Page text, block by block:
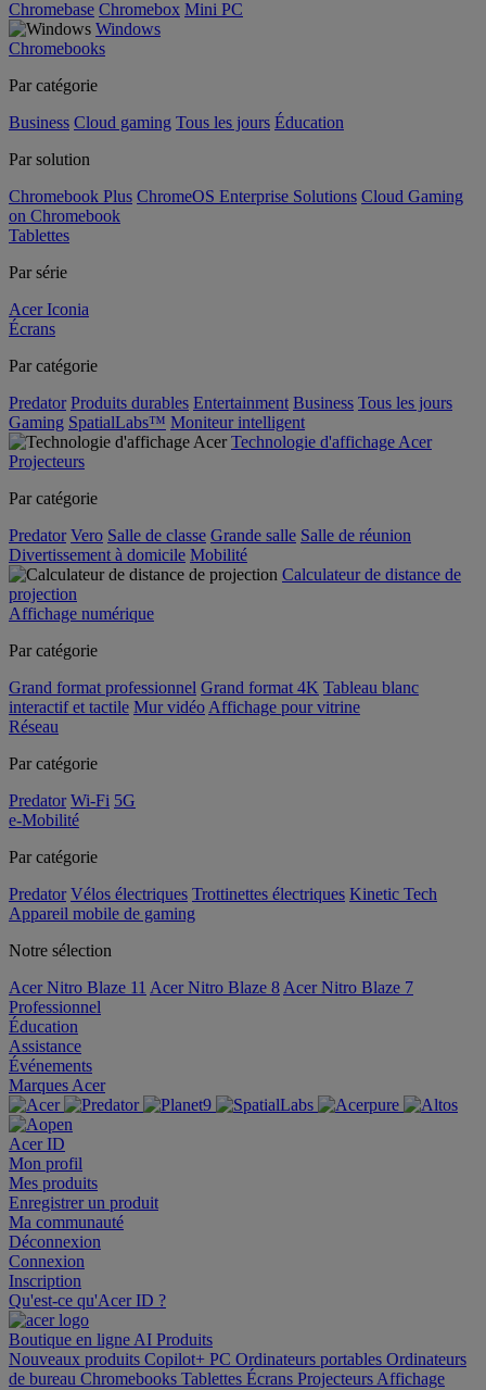
Chromebase Chromebox Mini PC
Windows
Chromebooks
Par catégorie
Business Cloud gaming Tous les jours Éducation
Par solution
Chromebook Plus ChromeOS Enterprise Solutions Cloud Gaming
on Chromebook
Tablettes
Par série
Acer Iconia
Écrans
Par catégorie
Predator Produits durables Entertainment Business Tous les jours
Gaming SpatialLabs™ Moniteur intelligent
Technologie d'affichage Acer
Projecteurs
Par catégorie
Predator Vero Salle de classe Grande salle Salle de réunion
Divertissement à domicile Mobilité
Calculateur de distance de
projection
Affichage numérique
Par catégorie
Grand format professionnel Grand format 4K Tableau blanc
interactif et tactile Mur vidéo Affichage pour vitrine
Réseau
Par catégorie
Predator Wi-Fi 5G
e-Mobilité
Par catégorie
Predator Vélos électriques Trottinettes électriques Kinetic Tech
Appareil mobile de gaming
Notre sélection
Acer Nitro Blaze 11 Acer Nitro Blaze 8 Acer Nitro Blaze 7
Professionnel
Éducation
Assistance
Événements
Marques Acer
Acer ID
Mon profil
Mes produits
Enregistrer un produit
Ma communauté
Déconnexion
Connexion
Inscription
Qu'est-ce qu'Acer ID ?
Boutique en ligne AI Produits
Nouveaux produits Copilot+ PC Ordinateurs portables Ordinateurs
de bureau Chromebooks Tablettes Écrans Projecteurs Affichage